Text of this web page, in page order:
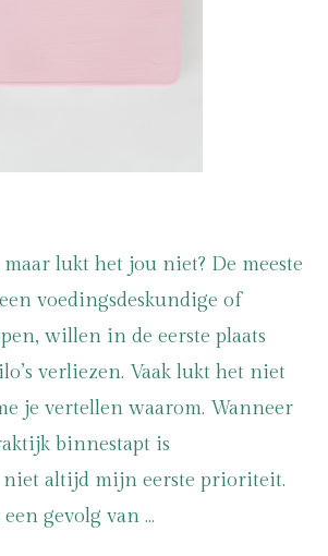
lukt het jou niet? De meeste
voedingsdeskundige of
willen in de eerste plaats
verliezen. Vaak lukt het niet
je vertellen waarom. Wanneer
binnestapt is
niet altijd mijn eerste prioriteit.
gevolg van …